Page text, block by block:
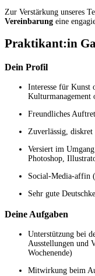
Zur Verstärkung unseres
Vereinbarung eine
Praktikant:in
Dein Profil
Interesse für Kunst
Kulturmanagement
Freundliches
Zuverlässig,
Versiert im
Photoshop,
Social-Media-affin
Sehr gute
Deine Aufgaben
Unterstützung bei
Ausstellungen und
Wochenende)
Mitwirkung beim